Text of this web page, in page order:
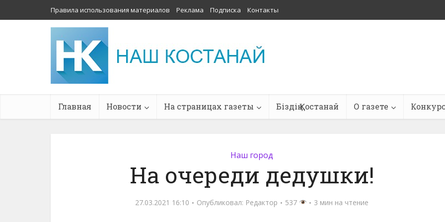
Правила использования материалов Реклама Подписка Контакты
Главная Новости На страницах газеты Біздің Қостанай О газете
Наш город
На очереди дедушки!
27.03.2021 16:10 Опубликовал: Редактор 537 3 мин на чтение